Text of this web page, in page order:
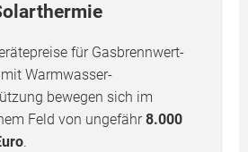
für Gasbrennwert-
Warmwasser-
bewegen sich im
Feld von ungefähr8.000
.